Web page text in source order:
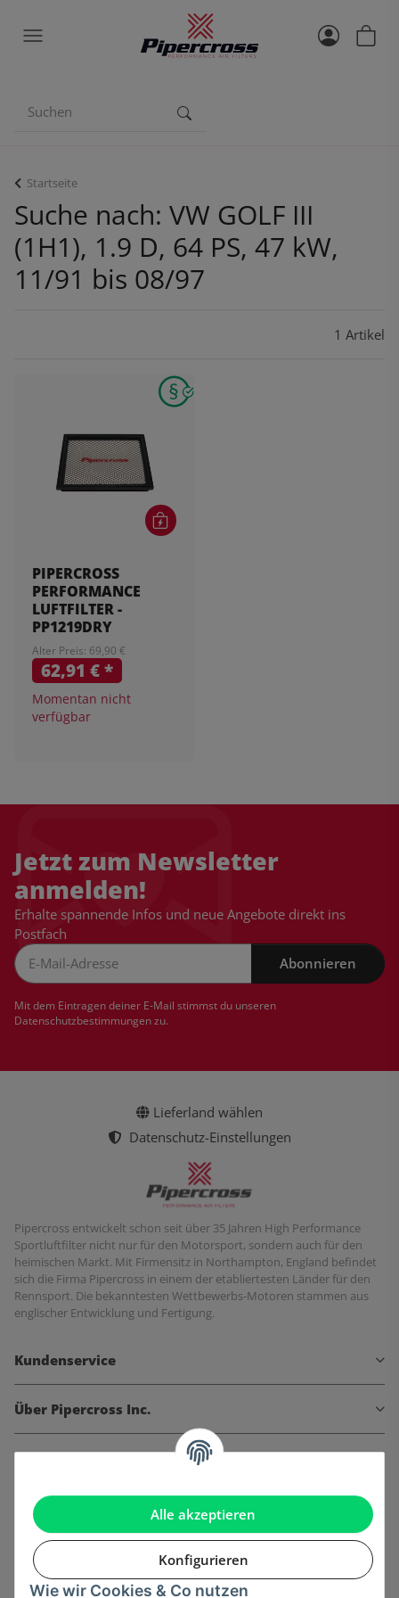
Alle akzeptieren
Konfigurieren
Wie wir Cookies & Co nutzen
Startseite
Suche nach: VW GOLF III
(1H1), 1.9 D, 64 PS, 47 kW,
11/91 bis 08/97
1 Artikel
PIPERCROSS
PERFORMANCE
LUFTFILTER -
PP1219DRY
Alter Preis: 69,90 €
62,91 €*
Momentan nicht
verfügbar
Jetzt zum Newsletter
anmelden!
Erhalte spannende Infos und neue Angebote direkt ins
Postfach
Abonnieren
Mit dem Eintragen deiner E-Mail stimmst du unseren
Datenschutzbestimmungenzu.
Lieferland wählen
Datenschutz-Einstellungen
Pipercross entwickelt schon seit über 35 Jahren High Performance
Sportluftfilter nicht nur für den Motorsport, sondern auch für den
heimischen Markt. Mit Firmensitz in Northampton, England befindet
sich die Firma Pipercross in einem der etabliertesten Länder für den
Rennsport. Die bekanntesten Wettbewerbs-Motoren stammen aus
englischer Entwicklung und Fertigung.
Kundenservice
Über Pipercross Inc.
Informationen
Gesetzliche Informationen